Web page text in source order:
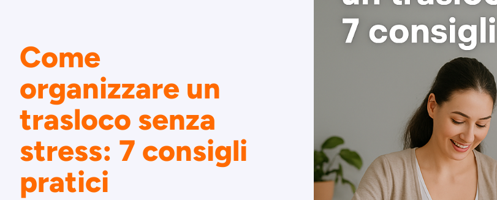
Come
organizzare un
trasloco senza
stress: 7 consigli
pratici